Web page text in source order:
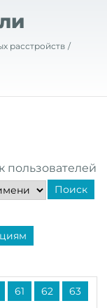
расстройств
пользователей
Поиск
61 62 63